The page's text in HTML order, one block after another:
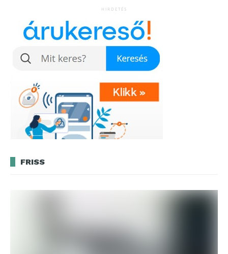
HIRDETÉS
FRISS